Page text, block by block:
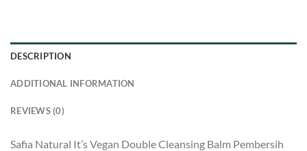
DESCRIPTION
ADDITIONAL INFORMATION
REVIEWS (0)
Safia Natural It’s Vegan Double Cleansing Balm Pembersih